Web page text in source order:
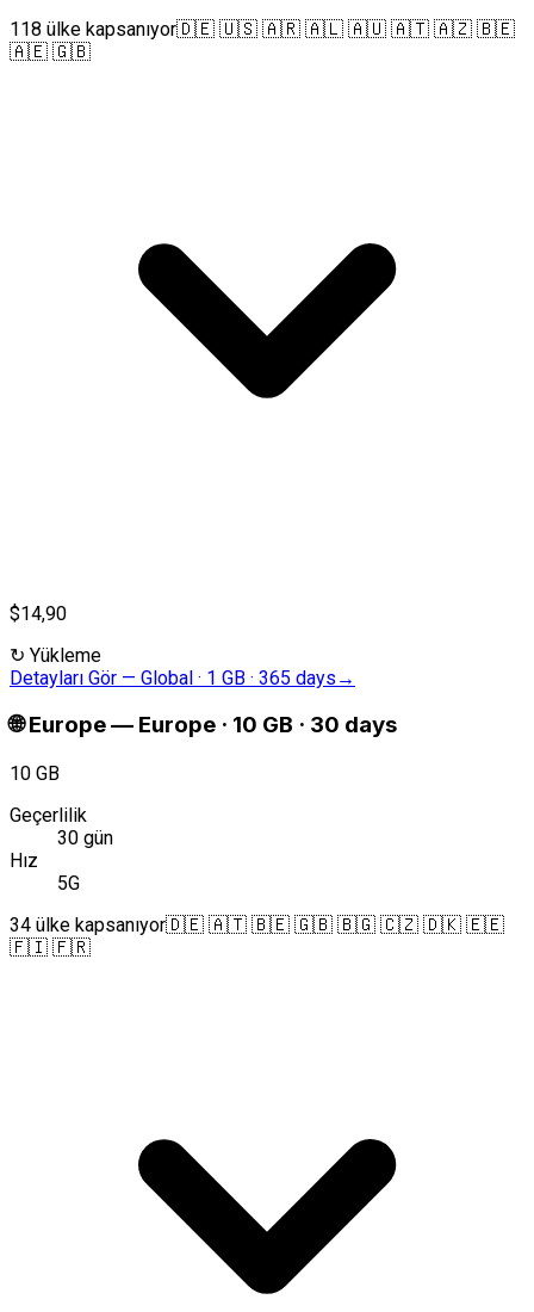
118 ülke kapsanıyor🇩🇪 🇺🇸 🇦🇷 🇦🇱 🇦🇺 🇦🇹 🇦🇿 🇧🇪
🇦🇪 🇬🇧
$14,90
↻ Yükleme
Detayları Gör — Global · 1 GB · 365 days →
🌐 Europe— Europe · 10 GB · 30 days
10 GB
Geçerlilik
30 gün
Hız
5G
34 ülke kapsanıyor🇩🇪 🇦🇹 🇧🇪 🇬🇧 🇧🇬 🇨🇿 🇩🇰 🇪🇪
🇫🇮 🇫🇷